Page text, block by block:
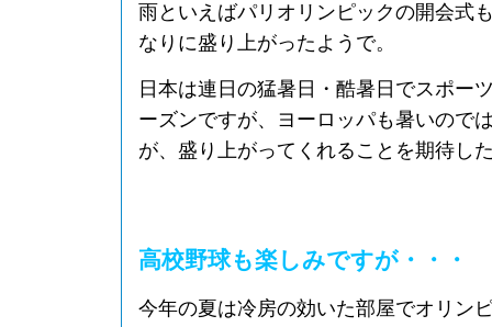
雨といえばパリオリンピックの開会式
なりに盛り上がったようで。
日本は連日の猛暑日・酷暑日でスポー
ーズンですが、ヨーロッパも暑いので
が、盛り上がってくれることを期待し
高校野球も楽しみですが・・・
今年の夏は冷房の効いた部屋でオリン